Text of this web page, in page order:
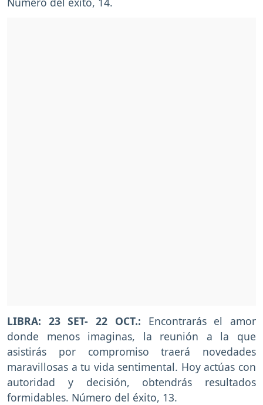
LIBRA: 23 SET- 22 OCT.: Encontrarás el amor
donde menos imaginas, la reunión a la que
asistirás por compromiso traerá novedades
maravillosas a tu vida sentimental. Hoy actúas con
autoridad y decisión, obtendrás resultados
formidables. Número del éxito, 13.